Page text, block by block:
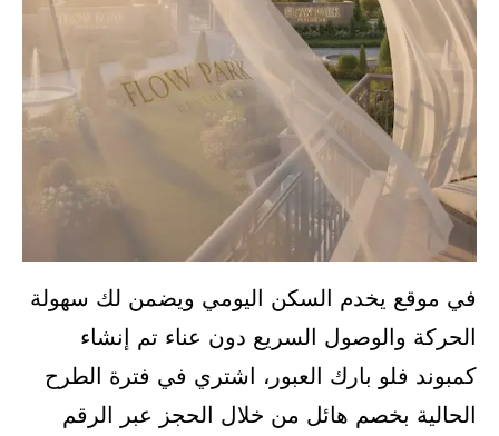
في موقع يخدم السكن اليومي ويضمن لك سهولة
الحركة والوصول السريع دون عناء تم إنشاء
كمبوند فلو بارك العبور، اشتري في فترة الطرح
الحالية بخصم هائل من خلال الحجز عبر الرقم